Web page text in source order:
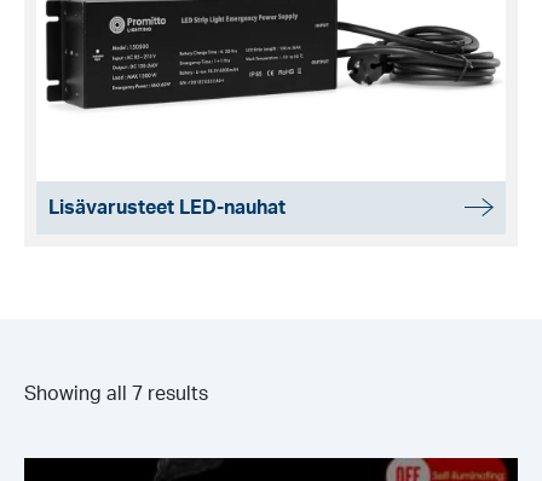
Lisävarusteet LED-nauhat
Showing all 7 results